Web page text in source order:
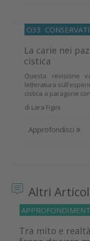
O33
La carie nei
cistica
Questa revisione
letteratura
cistica a paragone
di Lara Figini
Approfondisci
Altri
Tra mito e